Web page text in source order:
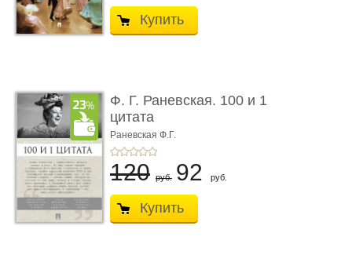
Купить
Ф. Г. Раневская. 100 и 1
цитата
Раневская Ф.Г.
120 руб. 92 руб.
Купить